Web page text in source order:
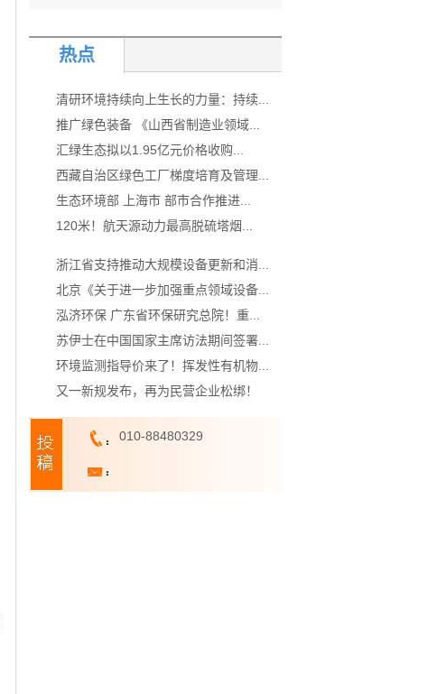
热点
清研环境持续向上生长的力量：持续...
推广绿色装备 《山西省制造业领域...
汇绿生态拟以1.95亿元价格收购...
西藏自治区绿色工厂梯度培育及管理...
生态环境部 上海市 部市合作推进...
120米！航天源动力最高脱硫塔烟...
浙江省支持推动大规模设备更新和消...
北京《关于进一步加强重点领域设备...
泓济环保 广东省环保研究总院！重...
苏伊士在中国国家主席访法期间签署...
环境监测指导价来了！挥发性有机物...
又一新规发布，再为民营企业松绑！
010-88480329